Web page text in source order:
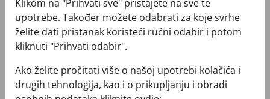
Klikom na "Prihvati sve" pristajete na sve te
upotrebe. Također možete odabrati za koje svrhe
želite dati pristanak koristeći ručni odabir i potom
kliknuti "Prihvati odabir".
Ako želite pročitati više o našoj upotrebi kolačića i
drugih tehnologija, kao i o prikupljanju i obradi